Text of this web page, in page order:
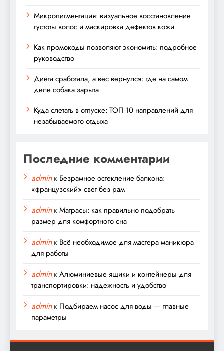
Микропигментация: визуальное восстановление
густоты волос и маскировка дефектов кожи
Как промокоды позволяют экономить: подробное
руководство
Диета сработала, а вес вернулся: где на самом
деле собака зарыта
Куда слетать в отпуске: ТОП-10 направлений для
незабываемого отдыха
Последние комментарии
adminк Безрамное остекление балкона:
«французский» свет без рам
adminкМатрасы: как правильно подобрать
размер для комфортного сна
adminк Всё необходимое для мастера маникюра
для работы
adminкАлюминиевые ящики и контейнеры для
транспортировки: надежность и удобство
adminк Подбираем насос для воды — главные
параметры